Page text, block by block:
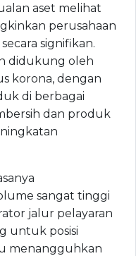
aset melihat
perusahaan
signifikan.
didukung oleh
korona, dengan
di berbagai
dan produk
sangat tinggi
jalur pelayaran
untuk posisi
menangguhkan